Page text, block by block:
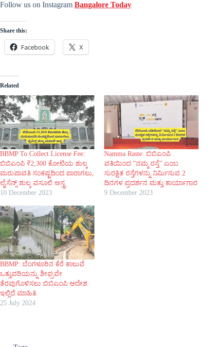
Follow us on Instagram Bangalore Today
Share this:
Facebook X
Related
BBMP To Collect License Fee:
ಬಿಬಿಎಂಪಿ ₹2,300 ಕೋಟಿಯ ಶುಲ್ಕ
ಮರುಪಾವತಿ ಸಂಕಷ್ಟದಿಂದ ಪಾರಾಗಲು,
ಲೈಸೆನ್ಸ್ ಶುಲ್ಕ ವಸೂಲಿ ಅಸ್ತ್ರ
10 December 2023
Namma Raste: ಬಿಬಿಎಂಪಿ
ವತಿಯಿಂದ ”ನಮ್ಮ ರಸ್ತೆ” ಎಂಬ
ಸುರಕ್ಷಿತ ರಸ್ತೆಗಳನ್ನು ನಿರ್ಮಿಸುವ 2
ದಿನಗಳ ಪ್ರದರ್ಶನ ಮತ್ತು ಕಾರ್ಯಾಗಾರ
9 December 2023
BBMP: ಬೆಂಗಳೂರಿನ ಕೆರೆ ಕಾಲುವೆ
ಒತ್ತುವರಿಯನ್ನು ಶೀಘ್ರವೇ
ತೆರವುಗೊಳಿಸಲು ಬಿಬಿಎಂಪಿ ಆದೇಶ.
ಇಲ್ಲಿದೆ ಮಾಹಿತಿ.
25 July 2024